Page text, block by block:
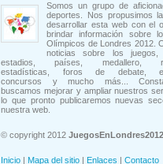
Somos un grupo de
deportes. Nos propusimos
desarrollar esta web con el
brindar información sobre
Olímpicos de Londres 2012.
noticias sobre los juegos,
estadios, países, medallero,
estadísticas, foros de debate,
concursos y mucho más...
buscamos mejorar y ampliar nuestros
lo que pronto publicaremos nuevas
nuestra web.
© copyright 2012
Inicio | Mapa del sitio | Enlaces | Contacto